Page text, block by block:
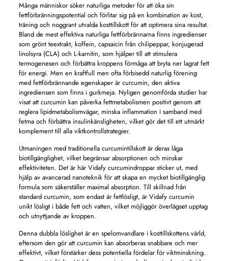
Många människor söker naturliga metoder för att öka sin
fettförbränningspotential och förlitar sig på en kombination av kost,
träning och noggrant utvalda kosttillskott för att optimera sina resultat.
Bland de mest effektiva naturliga fettförbrännarna finns ingredienser
som grönt teextrakt, koffein, capsaicin från chilipeppar, konjugerad
linolsyra (CLA) och L-karnitin, som hjälper till att stimulera
termogenesen och förbättra kroppens förmåga att bryta ner lagrat fett
för energi. Men en kraftfull men ofta förbisedd naturlig förening
med fettförbrännande egenskaper är curcumin, den aktiva
ingrediensen som finns i gurkmeja. Nyligen genomförda studier har
visat att curcumin kan påverka fettmetabolismen positivt genom att
reglera lipidmetabolismvägar, minska inflammation i samband med
fetma och förbättra insulinkänsligheten, vilket gör det till ett utmärkt
komplement till alla viktkontrollstrategier.
Utmaningen med traditionella curcumintillskott är deras låga
biotillgänglighet, vilket begränsar absorptionen och minskar
effektiviteten. Det är här Vidafy curcumindroppar sticker ut, med
hjälp av avancerad nanoteknik för att skapa en mycket biotillgänglig
formula som säkerställer maximal absorption. Till skillnad från
standard curcumin, som endast är fettlösligt, är Vidafy curcumin
unikt lösligt i både fett och vatten, vilket möjliggör överlägset upptag
och utnyttjande av kroppen.
Denna dubbla löslighet är en spelomvandlare i kosttillskottens värld,
eftersom den gör att curcumin kan absorberas snabbare och mer
effektivt, vilket förstärker dess potentiella fördelar för viktminskning.